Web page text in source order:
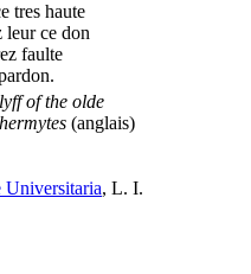
tres haute
leur ce don
faulte
of the olde
(anglais)
, L. I.